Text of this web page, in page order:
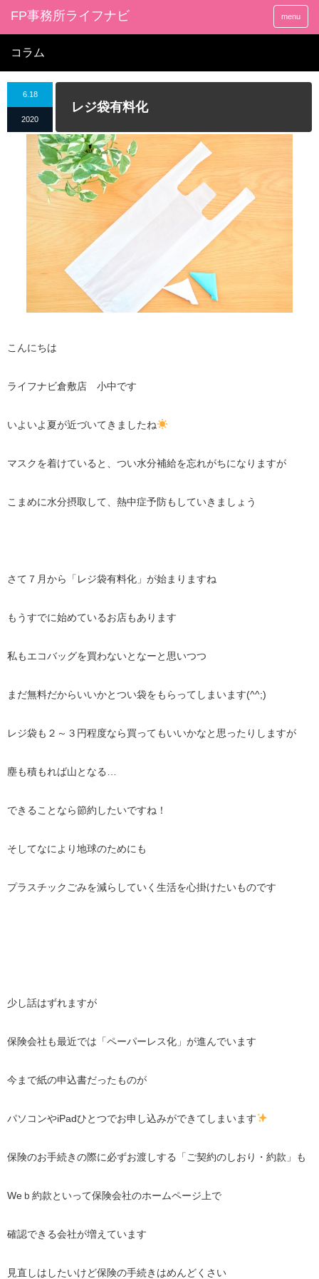
FP事務所ライフナビ menu
コラム
6.18
2020
レジ袋有料化
こんにちは
ライフナビ倉敷店 小中です
いよいよ夏が近づいてきましたね
マスクを着けていると、つい水分補給を忘れがちになりますが
こまめに水分摂取して、熱中症予防もしていきましょう
さて７月から「レジ袋有料化」が始まりますね
もうすでに始めているお店もあります
私もエコバッグを買わないとなーと思いつつ
まだ無料だからいいかとつい袋をもらってしまいます(^^;)
レジ袋も２～３円程度なら買ってもいいかなと思ったりしますが
塵も積もれば山となる…
できることなら節約したいですね！
そしてなにより地球のためにも
プラスチックごみを減らしていく生活を心掛けたいものです
少し話はずれますが
保険会社も最近では「ペーパーレス化」が進んでいます
今まで紙の申込書だったものが
パソコンやiPadひとつでお申し込みができてしまいます
保険のお手続きの際に必ずお渡しする「ご契約のしおり・約款」も
Weｂ約款といって保険会社のホームページ上で
確認できる会社が増えています
見直しはしたいけど保険の手続きはめんどくさい